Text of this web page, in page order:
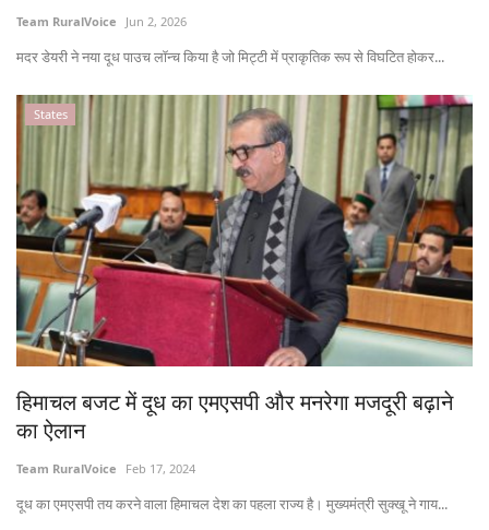
Agribusiness
Cooperatives
International
Rural Dialogue
Ground Report
Rural Connect
Gallery
National
Latest News
Team RuralVoice Jun 2, 2026
मदर डेयरी ने नया दूध पाउच लॉन्च किया है जो मिट्टी में प्राकृतिक रूप से विघटित होकर...
States
हिमाचल बजट में दूध का एमएसपी और मनरेगा मजदूरी बढ़ाने
का ऐलान
Team RuralVoice Feb 17, 2024
दूध का एमएसपी तय करने वाला हिमाचल देश का पहला राज्य है। मुख्यमंत्री सुक्खू ने गाय...